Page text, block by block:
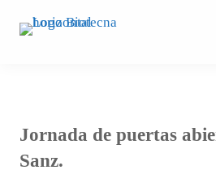
Jornada de puertas
Sanz.